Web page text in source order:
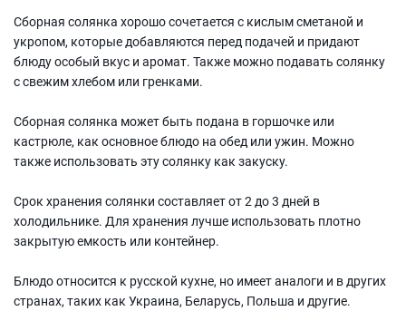
Сборная солянка хорошо сочетается с кислым сметаной и
укропом, которые добавляются перед подачей и придают
блюду особый вкус и аромат. Также можно подавать солянку
с свежим хлебом или гренками.
Сборная солянка может быть подана в горшочке или
кастрюле, как основное блюдо на обед или ужин. Можно
также использовать эту солянку как закуску.
Срок хранения солянки составляет от 2 до 3 дней в
холодильнике. Для хранения лучше использовать плотно
закрытую емкость или контейнер.
Блюдо относится к русской кухне, но имеет аналоги и в других
странах, таких как Украина, Беларусь, Польша и другие.